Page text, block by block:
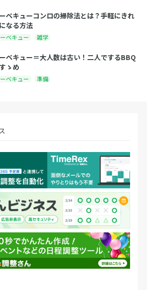
ベキューコンロの掃除法とは？手軽にきれ
なる方法
ベキュー 雑学
ベキュー＝大人数は古い！二人でするBBQ
ゝめ
ベキュー 準備